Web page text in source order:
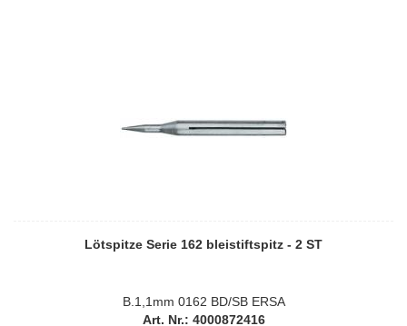
Lötspitze Serie 162 bleistiftspitz - 2 ST
B.1,1mm 0162 BD/SB ERSA
Art. Nr.: 4000872416